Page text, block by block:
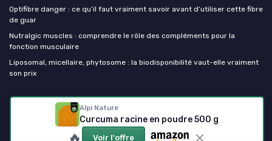
Alpi Nature
Curcuma racine en poudre 500 g
Voir l'offre
Optifibre danger : ce qu’il faut vraiment savoir avant d’utiliser cette fibre
de guar
Nutralgic muscles : comprendre le rôle des compléments pour la
fonction musculaire
Liposomal, micellaire, phytosome : la biodisponibilité vaut-elle vraiment
son prix
Mes complements alimentaires